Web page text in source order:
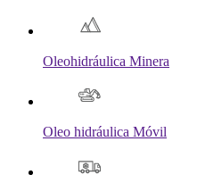
Oleohidráulica Minera
Oleo hidráulica Móvil